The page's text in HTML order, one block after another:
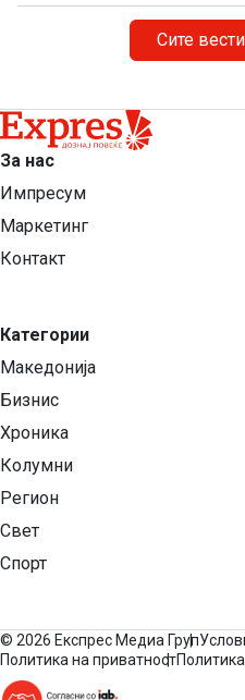
Сите
За нас
Импресум
Маркетинг
Контакт
Категории
Македонија
Бизнис
Хроника
Колумни
Регион
Свет
Спорт
© 2026 Експрес Медиа Груп
Политика на приватност